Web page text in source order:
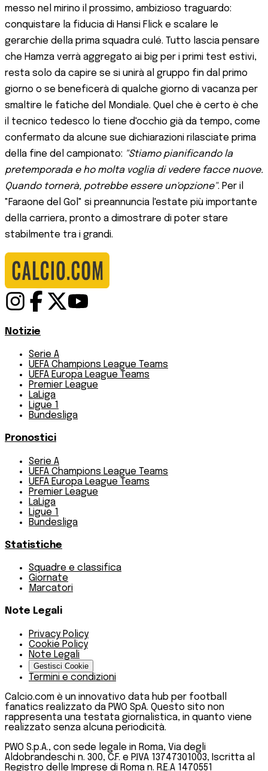
messo nel mirino il prossimo, ambizioso traguardo:
conquistare la fiducia di Hansi Flick e scalare le
gerarchie della prima squadra culé. Tutto lascia pensare
che Hamza verrà aggregato ai big per i primi test estivi,
resta solo da capire se si unirà al gruppo fin dal primo
giorno o se beneficerà di qualche giorno di vacanza per
smaltire le fatiche del Mondiale. Quel che è certo è che
il tecnico tedesco lo tiene d'occhio già da tempo, come
confermato da alcune sue dichiarazioni rilasciate prima
della fine del campionato: "Stiamo pianificando la
pretemporada e ho molta voglia di vedere facce nuove.
Quando tornerà, potrebbe essere un'opzione". Per il
"Faraone del Gol" si preannuncia l'estate più importante
della carriera, pronto a dimostrare di poter stare
stabilmente tra i grandi.
Notizie
Serie A
UEFA Champions League Teams
UEFA Europa League Teams
Premier League
LaLiga
Ligue 1
Bundesliga
Pronostici
Serie A
UEFA Champions League Teams
UEFA Europa League Teams
Premier League
LaLiga
Ligue 1
Bundesliga
Statistiche
Squadre e classifica
Giornate
Marcatori
Note Legali
Privacy Policy
Cookie Policy
Note Legali
Gestisci Cookie
Termini e condizioni
Calcio.com è un innovativo data hub per football
fanatics realizzato da PWO SpA. Questo sito non
rappresenta una testata giornalistica, in quanto viene
realizzato senza alcuna periodicità.
PWO S.p.A., con sede legale in Roma, Via degli
Aldobrandeschi n. 300, C.F. e P.IVA 13747301003, Iscritta al
Registro delle Imprese di Roma n. R.E.A 1470551